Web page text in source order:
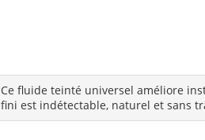
Ce fluide teinté universel améliore
fini est indétectable, naturel et sans